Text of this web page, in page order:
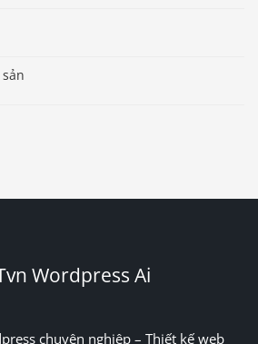
Wordpress Ai
chuyên nghiệp – Thiết kế web